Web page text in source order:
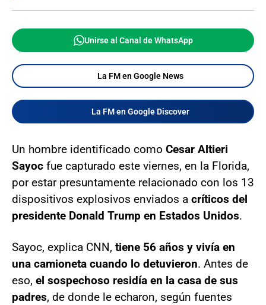
Unirse al Canal de WhatsApp
La FM en Google News
La FM en Google Discover
Un hombre identificado como Cesar Altieri
Sayoc fue capturado este viernes, en la Florida,
por estar presuntamente relacionado con los 13
dispositivos explosivos enviados a críticos del
presidente Donald Trump en Estados Unidos.
Sayoc, explica CNN, tiene 56 años y vivía en
una camioneta cuando lo detuvieron. Antes de
eso, el sospechoso residía en la casa de sus
padres, de donde le echaron, según fuentes